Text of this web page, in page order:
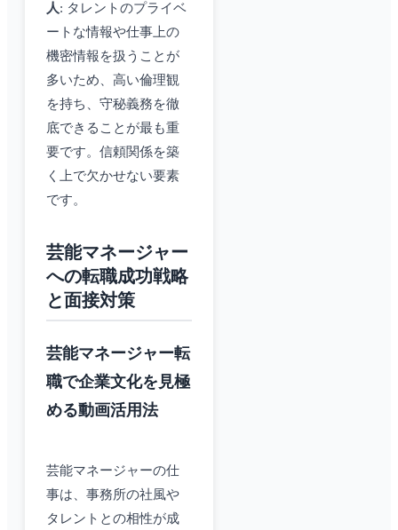
人: タレントのプライベ
ートな情報や仕事上の
機密情報を扱うことが
多いため、高い倫理観
を持ち、守秘義務を徹
底できることが最も重
要です。信頼関係を築
く上で欠かせない要素
です。
芸能マネージャー
への転職成功戦略
と面接対策
芸能マネージャー転
職で企業文化を見極
める動画活用法
芸能マネージャーの仕
事は、事務所の社風や
タレントとの相性が成